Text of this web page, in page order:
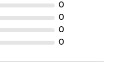
0
0
0
0